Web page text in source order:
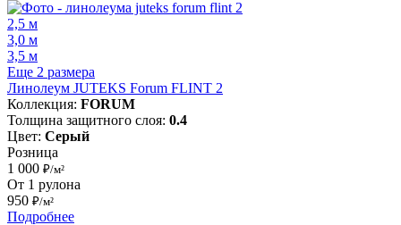
2,5 м
3,0 м
3,5 м
Еще 2 размера
Линолеум JUTEKS Forum FLINT 2
Коллекция: FORUM
Толщина защитного слоя: 0.4
Цвет: Серый
Розница
1 000 ₽/м²
От 1 рулона
950 ₽/м²
Подробнее